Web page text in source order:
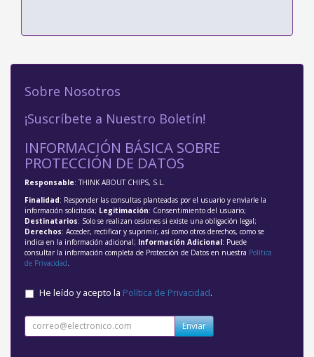
Sobre Nosotros
¡Suscríbete a Nuestro Boletín!
INFORMACIÓN BÁSICA SOBRE
PROTECCIÓN DE DATOS
Responsable: THINK ABOUT CHIPS, S.L.
Finalidad: Responder las consultas planteadas por el usuario y enviarle la
información solicitada; Legitimación: Consentimiento del usuario;
Destinatarios: Solo se realizan cesiones si existe una obligación legal;
Derechos: Acceder, rectificar y suprimir, así como otros derechos, como se
indica en la información adicional; Información Adicional: Puede
consultar la información completa de Protección de Datos en nuestra Política
de Privacidad
He leído y acepto la Política de Privacidad.
Enviar